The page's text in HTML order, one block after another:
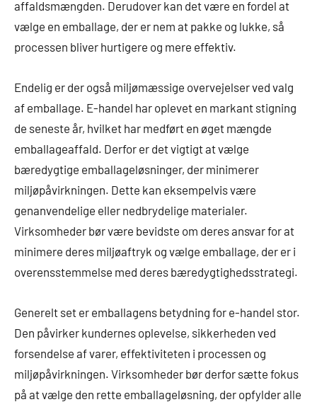
affaldsmængden. Derudover kan det være en fordel at
vælge en emballage, der er nem at pakke og lukke, så
processen bliver hurtigere og mere effektiv.
Endelig er der også miljømæssige overvejelser ved valg
af emballage. E-handel har oplevet en markant stigning
de seneste år, hvilket har medført en øget mængde
emballageaffald. Derfor er det vigtigt at vælge
bæredygtige emballageløsninger, der minimerer
miljøpåvirkningen. Dette kan eksempelvis være
genanvendelige eller nedbrydelige materialer.
Virksomheder bør være bevidste om deres ansvar for at
minimere deres miljøaftryk og vælge emballage, der er i
overensstemmelse med deres bæredygtighedsstrategi.
Generelt set er emballagens betydning for e-handel stor.
Den påvirker kundernes oplevelse, sikkerheden ved
forsendelse af varer, effektiviteten i processen og
miljøpåvirkningen. Virksomheder bør derfor sætte fokus
på at vælge den rette emballageløsning, der opfylder alle